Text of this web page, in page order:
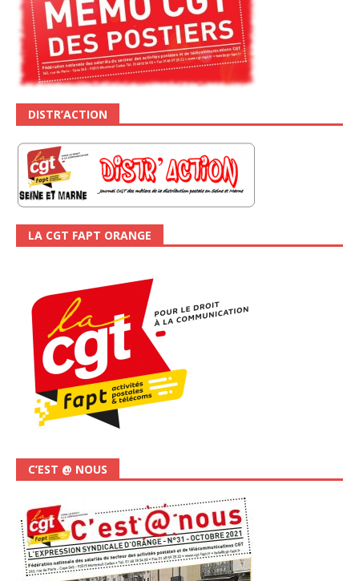
DISTR’ACTION
LA CGT FAPT ORANGE
C’EST @ NOUS